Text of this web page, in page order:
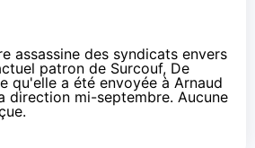
assassine des syndicats envers
patron de Surcouf, De
qu'elle a été envoyée à Arnaud
direction mi-septembre. Aucune